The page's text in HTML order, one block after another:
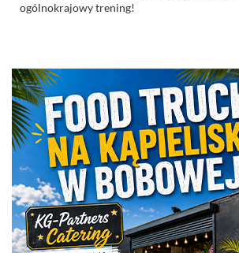
ogólnokrajowy trening!